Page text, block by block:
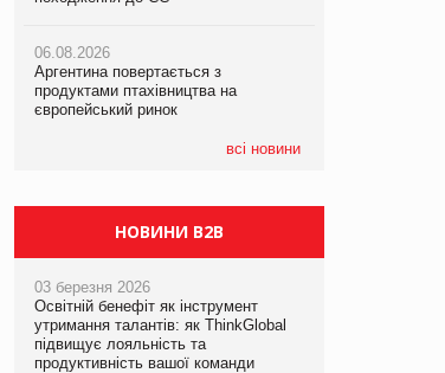
06.08.2026
Аргентина повертається з
продуктами птахівництва на
європейський ринок
всі новини
05.08.2026
Смачне поповнення дитячого меню:
у VARUS з’явилися новинки від ТМ
ТОКЕРИ
хлібобулочні вироби на
PrivateLabel&FMCG Master 2026
06.08.2026
Аргентина повертається з
продуктами птахівництва на
європейський ринок
НОВИНИ B2B
03 березня 2026
Освітній бенефіт як інструмент
утримання талантів: як ThinkGlobal
підвищує лояльність та
продуктивність вашої команди